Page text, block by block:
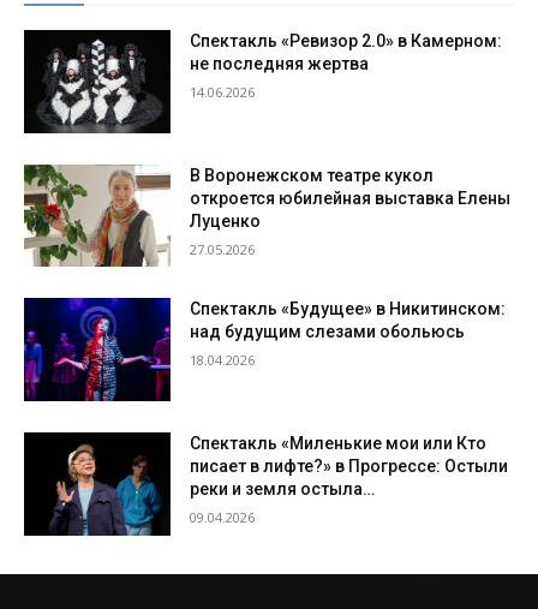
Спектакль «Ревизор 2.0» в Камерном:
не последняя жертва
14.06.2026
В Воронежском театре кукол
откроется юбилейная выставка Елены
Луценко
27.05.2026
Спектакль «Будущее» в Никитинском:
над будущим слезами обольюсь
18.04.2026
Спектакль «Миленькие мои или Кто
писает в лифте?» в Прогрессе: Остыли
реки и земля остыла…
09.04.2026